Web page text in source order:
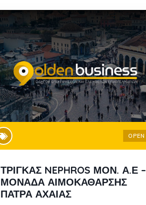
OPEN
ΤΡΙΓΚΑΣ NEPHROS ΜΟΝ. Α.Ε –
ΜΟΝΑΔΑ ΑΙΜΟΚΑΘΑΡΣΗΣ
ΠΑΤΡΑ ΑΧΑΙΑΣ